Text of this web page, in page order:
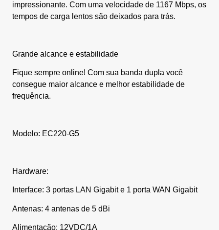
impressionante. Com uma velocidade de 1167 Mbps, os
tempos de carga lentos são deixados para trás.
Grande alcance e estabilidade
Fique sempre online! Com sua banda dupla você
consegue maior alcance e melhor estabilidade de
frequência.
Modelo: EC220-G5
Hardware:
Interface: 3 portas LAN Gigabit e 1 porta WAN Gigabit
Antenas: 4 antenas de 5 dBi
Alimentação: 12VDC/1A